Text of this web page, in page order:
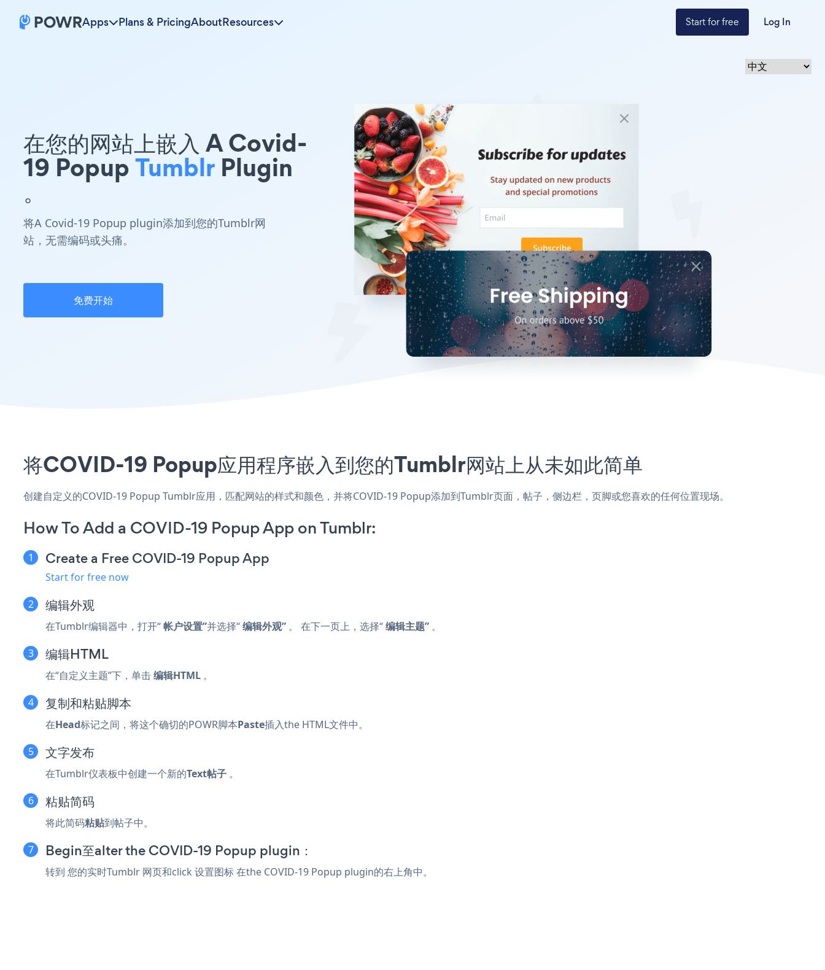
Apps Plans & PricingAboutResources Start for free Log In
在您的网站上嵌入 A Covid-
19 PopupTumblr Plugin
。
将A Covid-19 Popup plugin添加到您的Tumblr网
站，无需编码或头痛。
免费开始
将COVID-19 Popup应用程序嵌入到您的Tumblr网站上从未如此简单
创建自定义的COVID-19 Popup Tumblr应用，匹配网站的样式和颜色，并将COVID-19 Popup添加到Tumblr页面，帖子，侧边栏，页脚或您喜欢的任何位置现场。
How To Add a COVID-19 Popup App on Tumblr:
Create a Free COVID-19 Popup App
Start for free now
编辑外观
在Tumblr编辑器中，打开“帐户设置”并选择“编辑外观” 。 在下一页上，选择“编辑主题” 。
编辑HTML
在“自定义主题”下，单击编辑HTML 。
复制和粘贴脚本
在Head标记之间，将这个确切的POWR脚本Paste插入the HTML文件中。
文字发布
在Tumblr仪表板中创建一个新的Text帖子 。
粘贴简码
将此简码粘贴到帖子中。
Begin至alter the COVID-19 Popup plugin：
转到 您的实时Tumblr 网页和click 设置图标在the COVID-19 Popup plugin的右上角中。